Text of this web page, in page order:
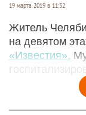
19 марта 2019 в 11:32
Житель
на девятом
«Известия».